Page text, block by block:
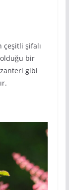
çeşitli şifalı
bir
gibi